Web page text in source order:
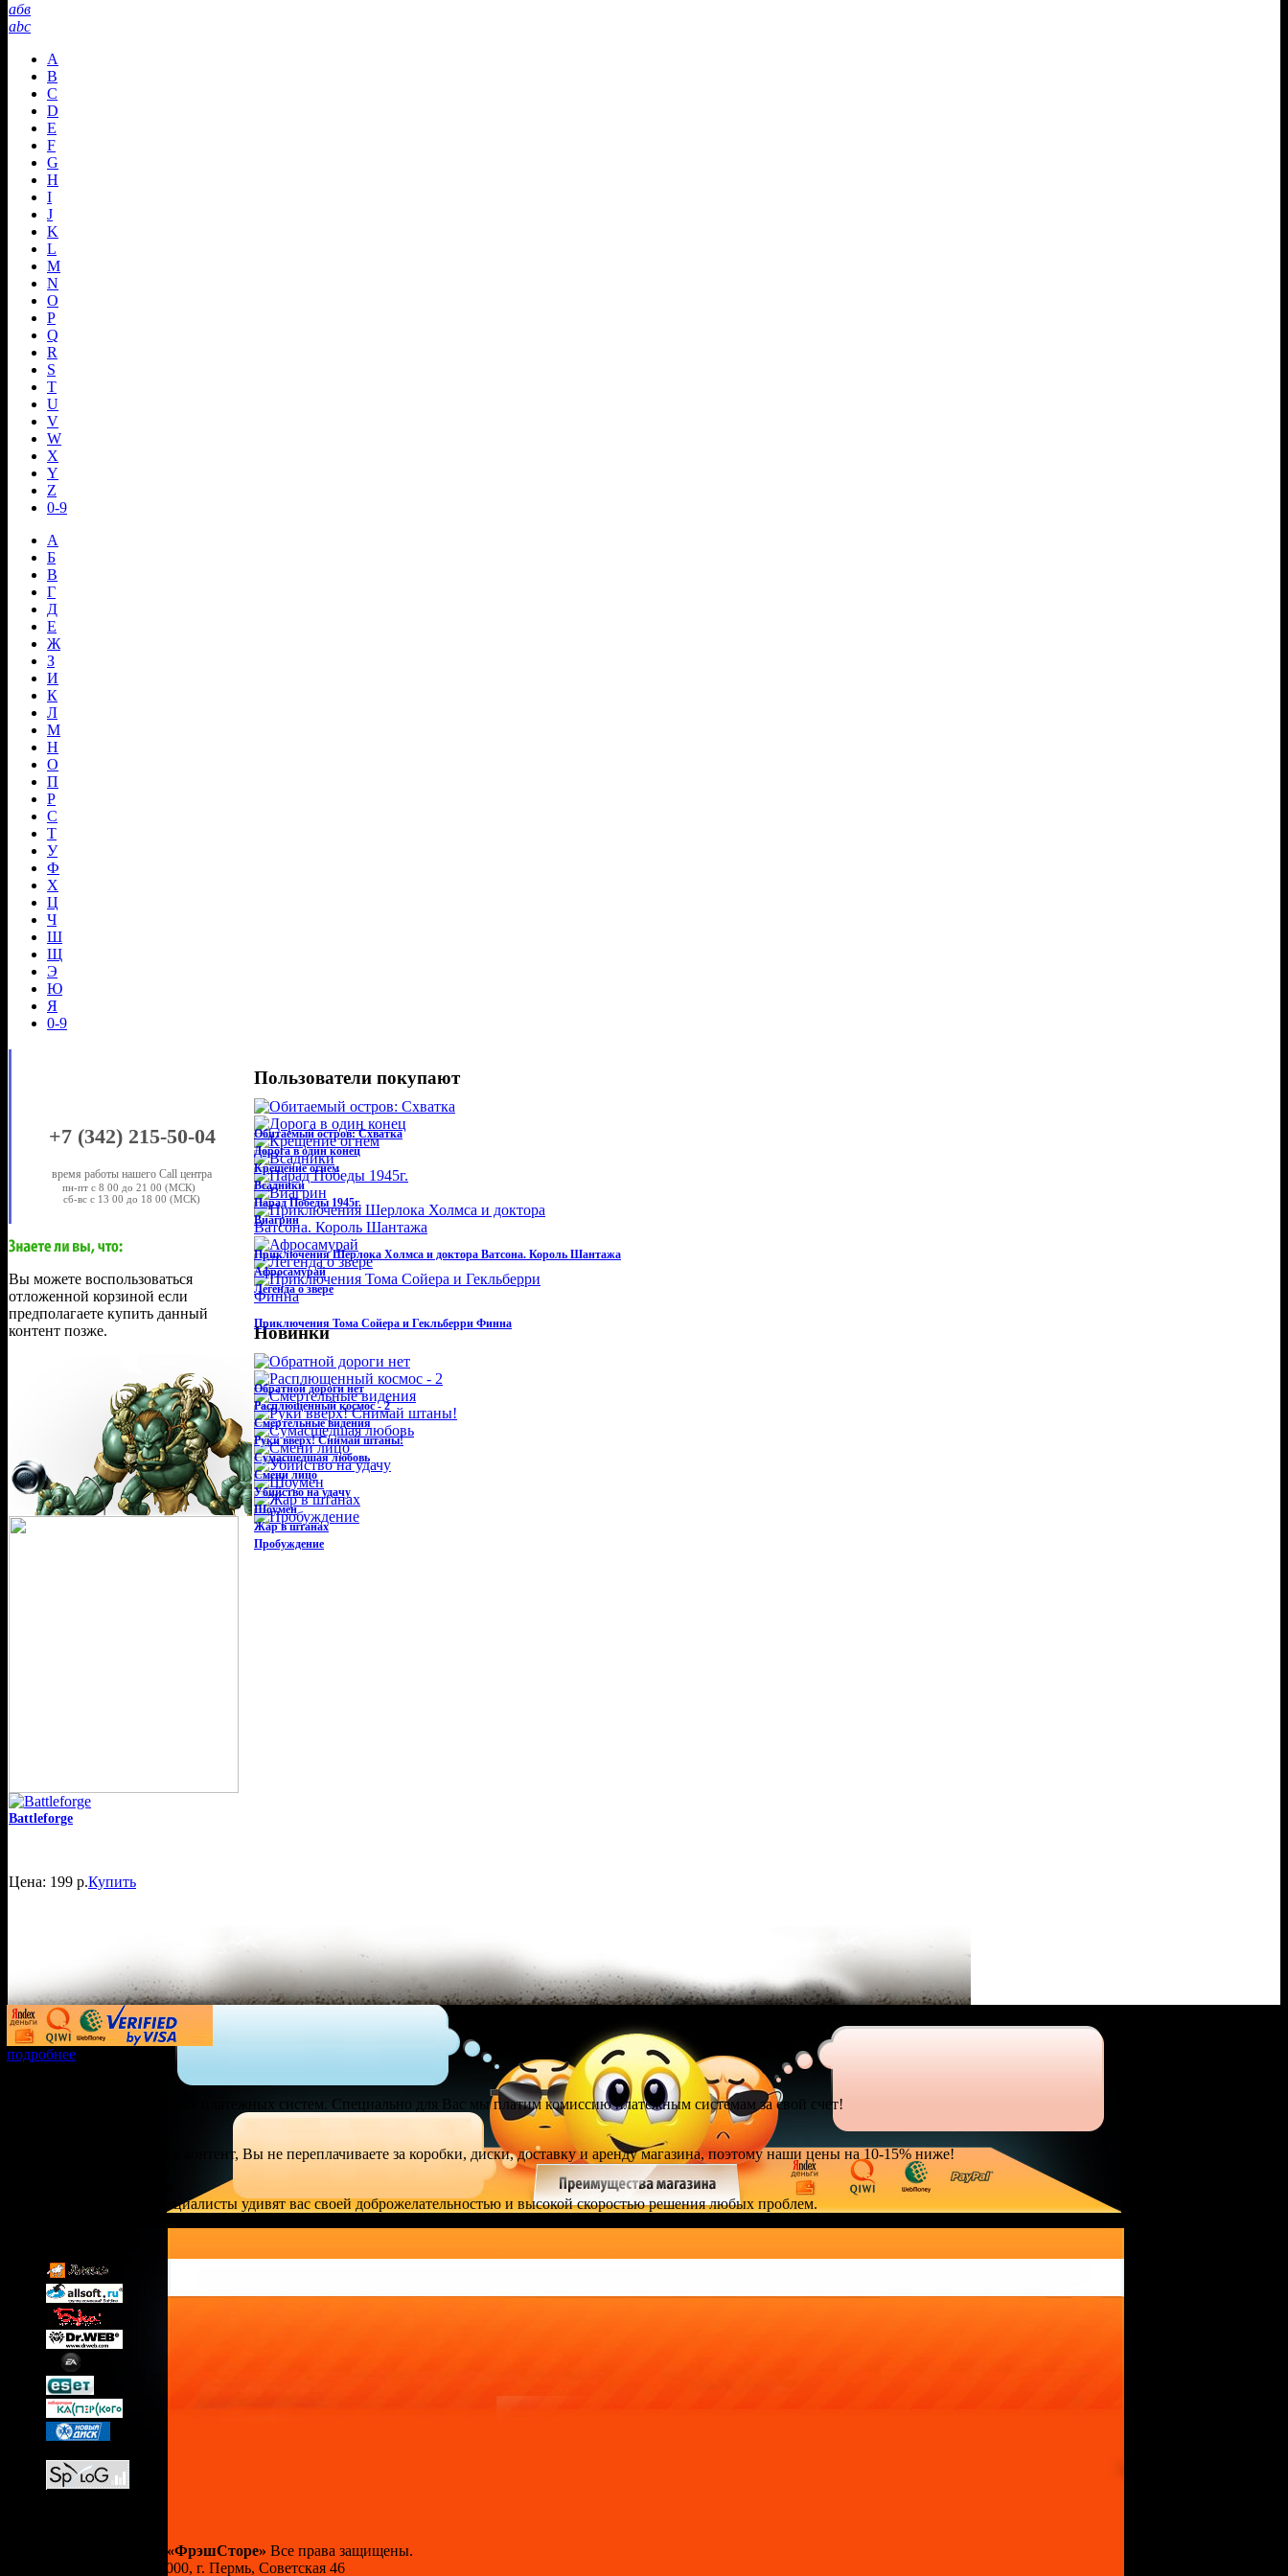
абв
abc
A
B
C
D
E
F
G
H
I
J
K
L
M
N
O
P
Q
R
S
T
U
V
W
X
Y
Z
0-9
А
Б
В
Г
Д
Е
Ж
З
И
К
Л
М
Н
О
П
Р
С
Т
У
Ф
Х
Ц
Ч
Ш
Щ
Э
Ю
Я
0-9
+7 (342) 215-50-04
время работы нашего Call центра
пн-пт с 8 00 до 21 00 (МСК)
сб-вс с 13 00 до 18 00 (МСК)
Вы можете восполь­зоваться
отложенной корзиной если
предполагаете купить данный
контент позже.
Battleforge
Цена: 199 р.Купить
Пользователи покупают
Обитаемый остров: Схватка
Дорога в один конец
Крещение огнем
Всадники
Парад Победы 1945г.
Виагрин
Приключения Шерлока Холмса и доктора Ватсона. Король Шантажа
Афросамурай
Легенда о звере
Приключения Тома Сойера и Гекльберри Финна
Новинки
Обратной дороги нет
Расплющенный космос - 2
Смертельные видения
Руки вверх! Снимай штаны!
Сумасшедшая любовь
Смени лицо
Убийство на удачу
Шоумен
Жар в штанах
Пробуждение
подробнее
Богатый выбор электронных платежных систем. Специально для Вас мы платим комиссию платежным системам за свой счет!
Покупая в цифровом виде контент, Вы не переплачиваете за коробки, диски, доставку и аренду магазина, поэтому наши цены на 10-15% ниже!
Квалифицированные специалисты удивят вас своей доброжелательностью и высокой скоростью решения любых проблем.
Copyright © 2009 ООО «ФрэшСторе» Все права защищены.
ООО «ФрэшСторе» 614000, г. Пермь, Советская 46